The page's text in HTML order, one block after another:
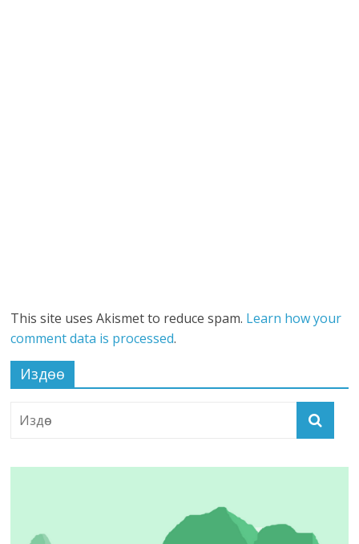
This site uses Akismet to reduce spam. Learn how your
comment data is processed.
Издөө